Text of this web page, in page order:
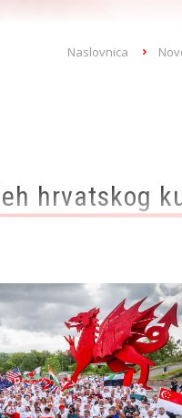
Naslovnica
hrvatskog